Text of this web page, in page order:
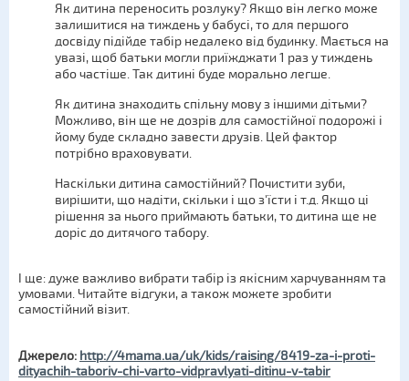
Як дитина переносить розлуку? Якщо він легко може
залишитися на тиждень у бабусі, то для першого
досвіду підійде табір недалеко від будинку. Мається на
увазі, щоб батьки могли приїжджати 1 раз у тиждень
або частіше. Так дитині буде морально легше.
Як дитина знаходить спільну мову з іншими дітьми?
Можливо, він ще не дозрів для самостійної подорожі і
йому буде складно завести друзів. Цей фактор
потрібно враховувати.
Наскільки дитина самостійний? Почистити зуби,
вирішити, що надіти, скільки і що з'їсти і т.д. Якщо ці
рішення за нього приймають батьки, то дитина ще не
доріс до дитячого табору.
І ще: дуже важливо вибрати табір із якісним харчуванням та
умовами. Читайте відгуки, а також можете зробити
самостійний візит.
Джерело: http://4mama.ua/uk/kids/raising/8419-za-i-proti-
dityachih-taboriv-chi-varto-vidpravlyati-ditinu-v-tabir